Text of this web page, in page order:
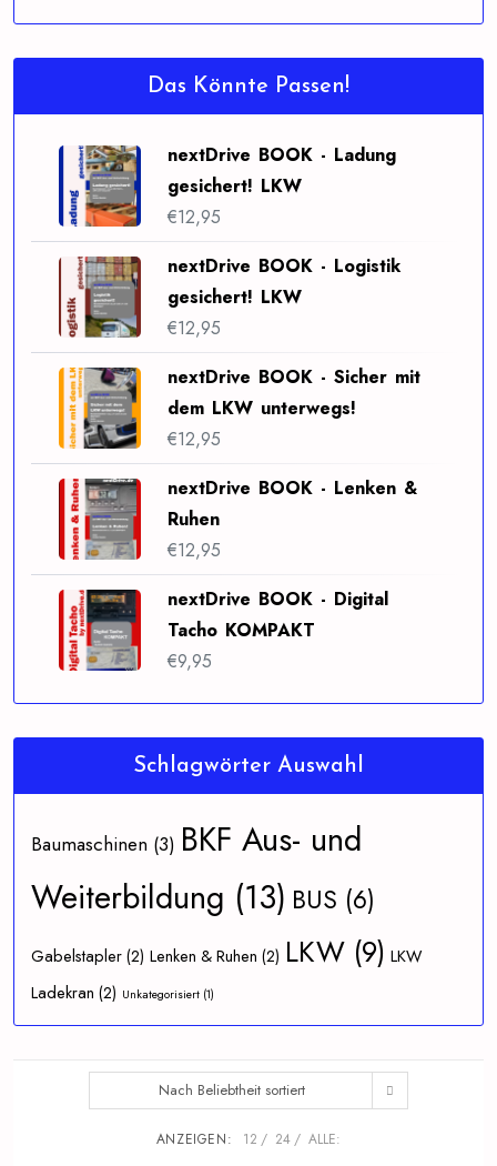
Nach Beliebtheit sortiert
ANZEIGEN: 12 24 ALLE:
Das Könnte Passen!
nextDrive BOOK - Ladung
gesichert! LKW
€12,95
nextDrive BOOK - Logistik
gesichert! LKW
€12,95
nextDrive BOOK - Sicher mit
dem LKW unterwegs!
€12,95
nextDrive BOOK - Lenken &
Ruhen
€12,95
nextDrive BOOK - Digital
Tacho KOMPAKT
€9,95
Schlagwörter Auswahl
Baumaschinen (3) BKF Aus- und
Weiterbildung (13) BUS (6)
Gabelstapler(2) Lenken & Ruhen (2) LKW (9) LKW
Ladekran (2) Unkategorisiert (1)